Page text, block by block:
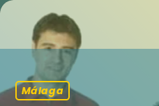
HOME
Málaga